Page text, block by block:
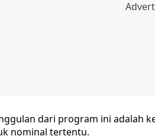
dari program ini adalah
nominal tertentu.